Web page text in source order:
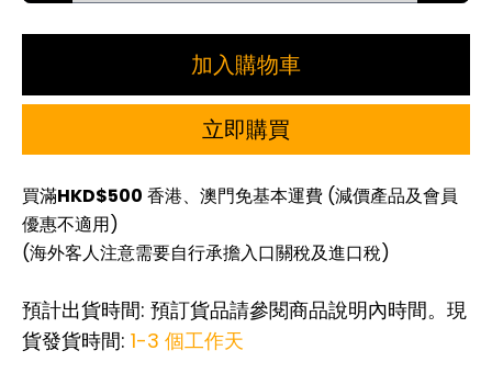
加入購物車
立即購買
買滿HKD$500 香港、澳門免基本運費 (減價產品及會員
優惠不適用)
(海外客人注意需要自行承擔入口關稅及進口稅)
預計出貨時間: 預訂貨品請參閱商品說明內時間。現
貨發貨時間: 1-3 個工作天